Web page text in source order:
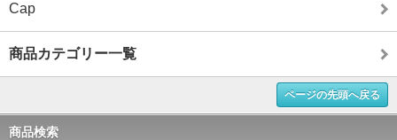
Cap
商品カテゴリー一覧
ページの先頭へ戻る
商品検索